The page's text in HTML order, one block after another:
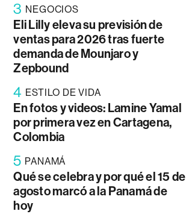
3 NEGOCIOS
Eli Lilly eleva su previsión de
ventas para 2026 tras fuerte
demanda de Mounjaro y
Zepbound
4 ESTILO DE VIDA
En fotos y videos: Lamine Yamal
por primera vez en Cartagena,
Colombia
5 PANAMÁ
Qué se celebra y por qué el 15 de
agosto marcó a la Panamá de
hoy